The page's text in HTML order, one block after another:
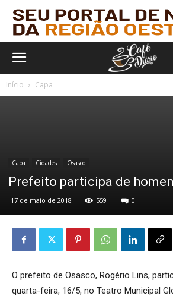
Início Capa
Capa Cidades Osasco
Prefeito participa de
17 de maio de 2018 559 0
O prefeito de Osasco, Rogério Lins,
quarta-feira, 16/5, no Teatro Municipal